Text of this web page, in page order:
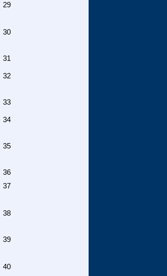
29
30
31
32
33
34
35
36
37
38
39
40